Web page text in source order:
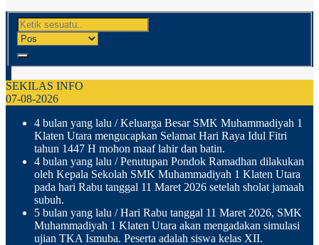
SEKILAS INFO
07-08-2026
4 bulan yang lalu / Keluarga Besar SMK Muhammadiyah 1
Klaten Utara mengucapkan Selamat Hari Raya Idul Fitri
tahun 1447 H mohon maaf lahir dan batin.
4 bulan yang lalu / Penutupan Pondok Ramadhan dilakukan
oleh Kepala Sekolah SMK Muhammadiyah 1 Klaten Utara
pada hari Rabu tanggal 11 Maret 2026 setelah sholat jamaah
subuh.
5 bulan yang lalu / Hari Rabu tanggal 11 Maret 2026, SMK
Muhammadiyah 1 Klaten Utara akan mengadakan simulasi
ujian TKA Ismuba. Peserta adalah siswa kelas XII.